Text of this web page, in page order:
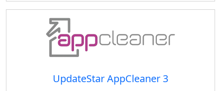
UpdateStar AppCleaner 3